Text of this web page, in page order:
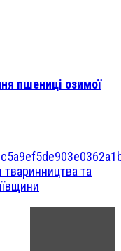
пшениці озимої
тваринництва та